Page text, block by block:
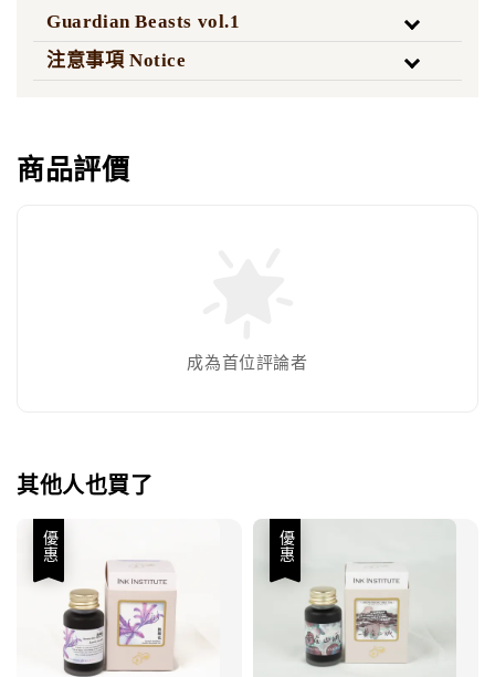
Guardian Beasts vol.1
注意事項 Notice
商品評價
成為首位評論者
其他人也買了
優惠 優惠